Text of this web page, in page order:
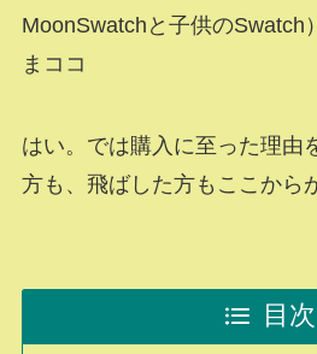
MoonSwatchと子供の
まココ
はい。では購入に至った理由
方も、飛ばした方もここから
目次